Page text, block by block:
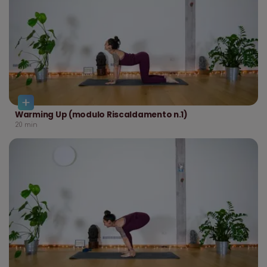
Warming Up (modulo Riscaldamento n.1)
20 min